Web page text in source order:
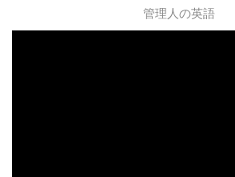
管理人の英語